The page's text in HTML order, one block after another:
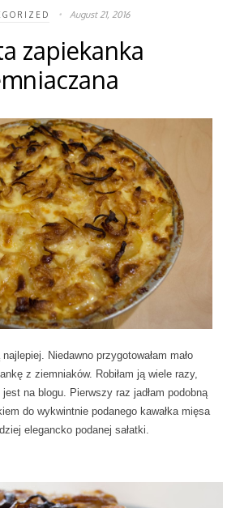
August 21, 2016
zapiekanka
Niedawno przygotowałam mało
z ziemniaków. Robiłam ją wiele razy,
na blogu. Pierwszy raz jadłam podobną
do wykwintnie podanego kawałka mięsa
elegancko podanej sałatki.